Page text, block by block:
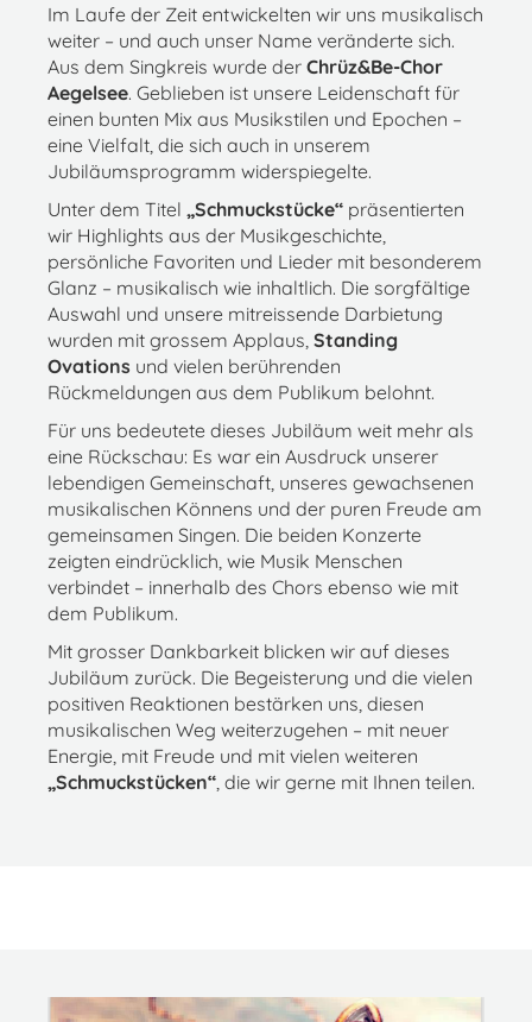
Im Laufe der Zeit entwickelten wir uns musikalisch
weiter – und auch unser Name veränderte sich.
Aus dem Singkreis wurde der Chrüz&Be-Chor
Aegelsee. Geblieben ist unsere Leidenschaft für
einen bunten Mix aus Musikstilen und Epochen –
eine Vielfalt, die sich auch in unserem
Jubiläumsprogramm widerspiegelte.
Unter dem Titel „Schmuckstücke“ präsentierten
wir Highlights aus der Musikgeschichte,
persönliche Favoriten und Lieder mit besonderem
Glanz – musikalisch wie inhaltlich. Die sorgfältige
Auswahl und unsere mitreissende Darbietung
wurden mit grossem Applaus, Standing
Ovations und vielen berührenden
Rückmeldungen aus dem Publikum belohnt.
Für uns bedeutete dieses Jubiläum weit mehr als
eine Rückschau: Es war ein Ausdruck unserer
lebendigen Gemeinschaft, unseres gewachsenen
musikalischen Könnens und der puren Freude am
gemeinsamen Singen. Die beiden Konzerte
zeigten eindrücklich, wie Musik Menschen
verbindet – innerhalb des Chors ebenso wie mit
dem Publikum.
Mit grosser Dankbarkeit blicken wir auf dieses
Jubiläum zurück. Die Begeisterung und die vielen
positiven Reaktionen bestärken uns, diesen
musikalischen Weg weiterzugehen – mit neuer
Energie, mit Freude und mit vielen weiteren
„Schmuckstücken“ , die wir gerne mit Ihnen teilen.